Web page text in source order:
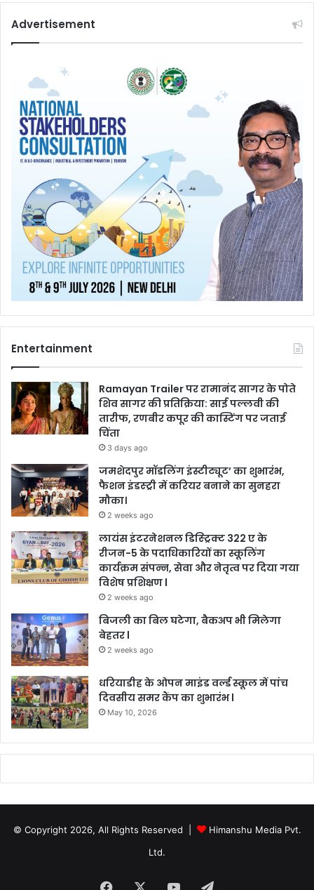
Advertisement
Entertainment
Ramayan Trailer पर रामानंद सागर के पोते
शिव सागर की प्रतिक्रिया: साई पल्लवी की
तारीफ, रणबीर कपूर की कास्टिंग पर जताई
चिंता
3 days ago
जमशेदपुर मॉडलिंग इंस्टीट्यूट’ का शुभारंभ,
फैशन इंडस्ट्री में करियर बनाने का सुनहरा
मौका।
2 weeks ago
लायंस इंटरनेशनल डिस्ट्रिक्ट 322 ए के
रीजन-5 के पदाधिकारियों का स्कूलिंग
कार्यक्रम संपन्न, सेवा और नेतृत्व पर दिया गया
विशेष प्रशिक्षण l
2 weeks ago
बिजली का बिल घटेगा, बैकअप भी मिलेगा
बेहतर l
2 weeks ago
धरियाडीह के ओपन माइंड वर्ल्ड स्कूल में पांच
दिवसीय समर कैंप का शुभारंभ l
May 10, 2026
© Copyright 2026, All Rights Reserved |
Himanshu Media Pvt.
Ltd.
Facebook YouTubeTelegram